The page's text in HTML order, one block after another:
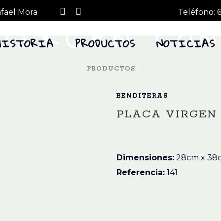
Mora Teléfono:
PRODUCTOS NOTICIAS
PRODUCTOS
BENDITERAS
PLACA VIRGEN
Dimensiones: 28cm x
Referencia: 141